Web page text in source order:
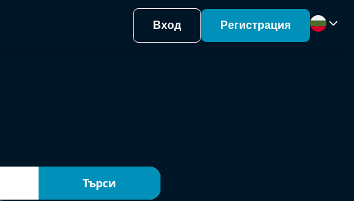
Вход Регистрация
Търси